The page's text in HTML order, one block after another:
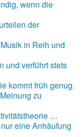
wenn die
der
in Reih und
und verführt stets
kommt früh genug.
zu
…
eine Anhäufung